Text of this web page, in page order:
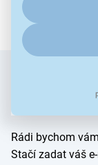
Chcete
Rádi bychom
Stačí zadat váš